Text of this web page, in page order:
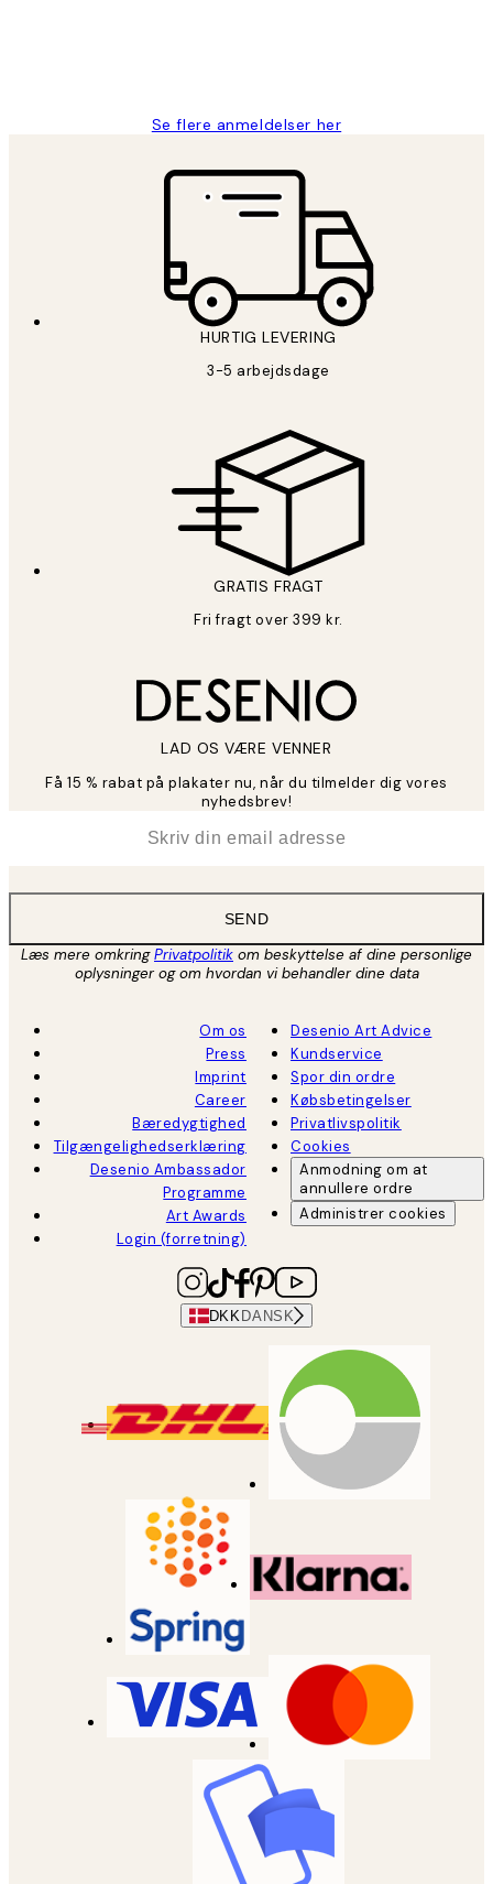
Se flere anmeldelser her
HURTIG LEVERING
3-5 arbejdsdage
GRATIS FRAGT
Fri fragt over 399 kr.
LAD OS VÆRE VENNER
Få 15 % rabat på plakater nu, når du tilmelder dig vores
nyhedsbrev!
SEND
Læs mere omkringPrivatpolitik om beskyttelse af dine personlige
oplysninger og om hvordan vi behandler dine data
Om os
Press
Imprint
Career
Bæredygtighed
Tilgængelighedserklæring
Desenio Ambassador
Programme
Art Awards
Login (forretning)
Desenio Art Advice
Kundservice
Spor din ordre
Købsbetingelser
Privatlivspolitik
Cookies
Anmodning om at
annullere ordre
Administrer cookies
DKK DANSK